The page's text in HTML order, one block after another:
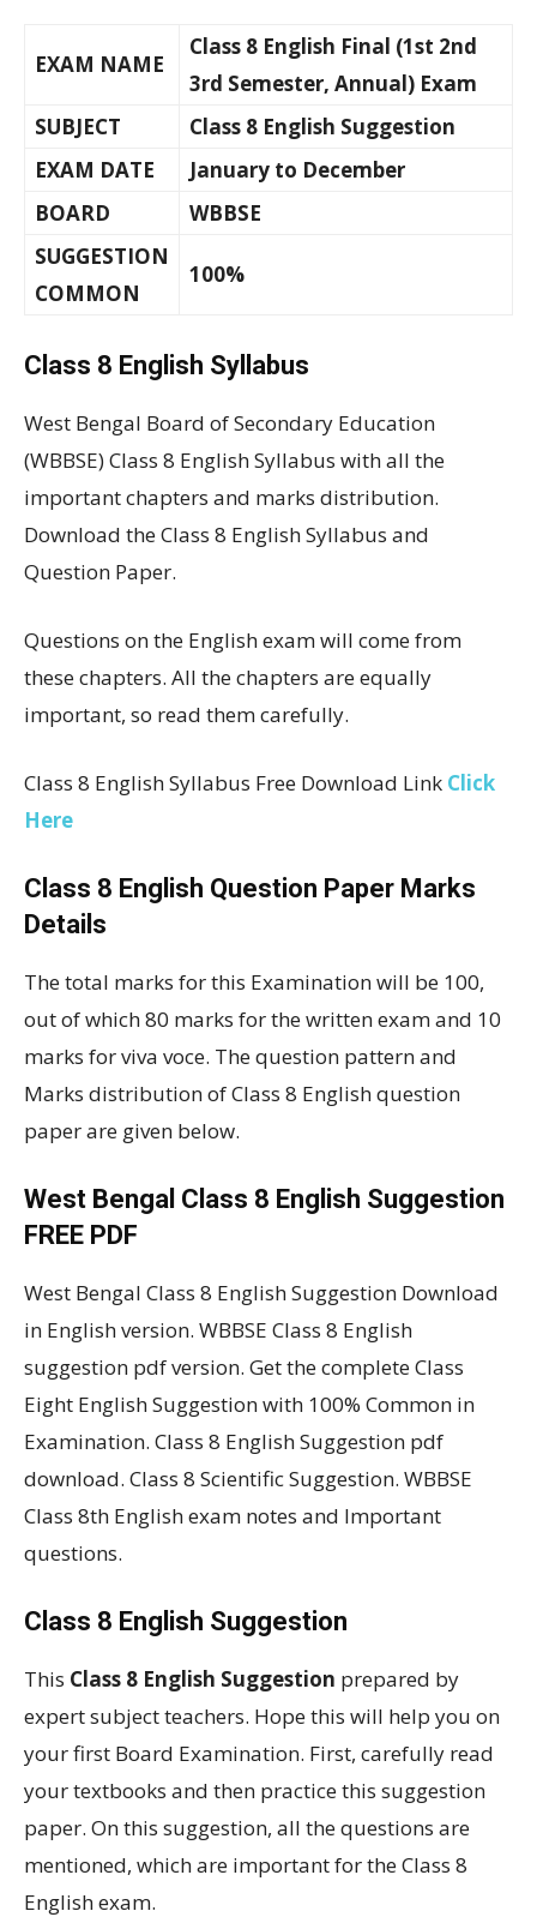
EXAM NAME
Class 8 English Final (1st 2nd
3rd Semester, Annual) Exam
SUBJECT
Class 8 English Suggestion
EXAM DATE
January to December
BOARD
WBBSE
SUGGESTION
COMMON
100%
Class 8 English Syllabus
West Bengal Board of Secondary Education
(WBBSE) Class 8 English Syllabus with all the
important chapters and marks distribution.
Download the Class 8 English Syllabus and
Question Paper.
Questions on the English exam will come from
these chapters. All the chapters are equally
important, so read them carefully.
Class 8 English Syllabus Free Download Link Click
Here
Class 8 English Question Paper Marks
Details
The total marks for this Examination will be 100,
out of which 80 marks for the written exam and 10
marks for viva voce. The question pattern and
Marks distribution of Class 8 English question
paper are given below.
West Bengal Class 8 English Suggestion
FREE PDF
West Bengal Class 8 English Suggestion Download
in English version. WBBSE Class 8 English
suggestion pdf version. Get the complete Class
Eight English Suggestion with 100% Common in
Examination. Class 8 English Suggestion pdf
download. Class 8 Scientific Suggestion. WBBSE
Class 8th English exam notes and Important
questions.
Class 8 English Suggestion
This Class 8 English Suggestion prepared by
expert subject teachers. Hope this will help you on
your first Board Examination. First, carefully read
your textbooks and then practice this suggestion
paper. On this suggestion, all the questions are
mentioned, which are important for the Class 8
English exam.